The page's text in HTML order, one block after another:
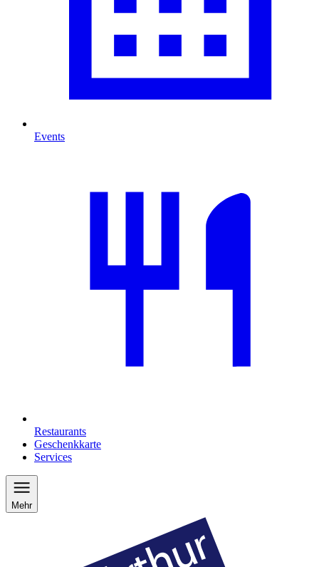
Events
Restaurants
Geschenkkarte
Services
Mehr